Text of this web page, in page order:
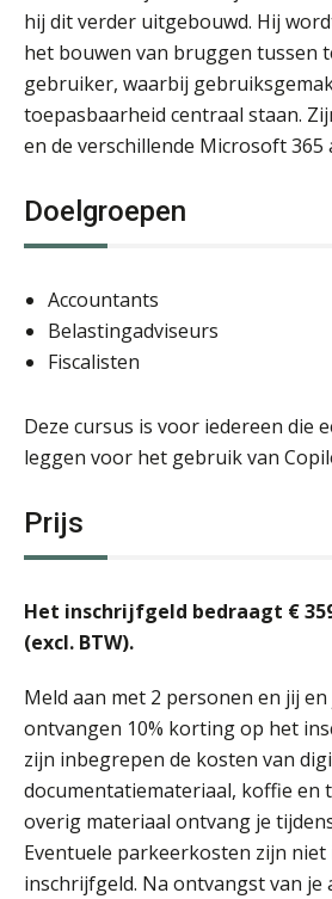
hij dit verder uitgebouwd. Hij
het bouwen van bruggen tussen
gebruiker, waarbij
toepasbaarheid centraal staan.
en de verschillende Microsoft 365
Doelgroepen
Accountants
Belastingadviseurs
Fiscalisten
Deze cursus is voor iedereen die
leggen voor het gebruik van
Prijs
Het inschrijfgeld bedraagt €
(excl. BTW).
Meld aan met 2 personen en jij en
ontvangen 10% korting op het
zijn inbegrepen de kosten van
documentatiemateriaal, koffie en
overig materiaal ontvang je
Eventuele parkeerkosten zijn
inschrijfgeld. Na ontvangst van je